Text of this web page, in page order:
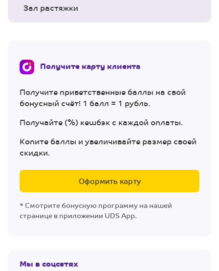
Зал растяжки
Получите карту клиента
Получите приветственные баллы на свой
бонусный счёт! 1 балл = 1 рубль.
Получайте (%) кешбэк с каждой оплаты.
Копите баллы и увеличивайте размер своей
скидки.
Оформить карту
* Смотрите бонусную программу на нашей
странице в приложении UDS App.
Мы в соцсетях